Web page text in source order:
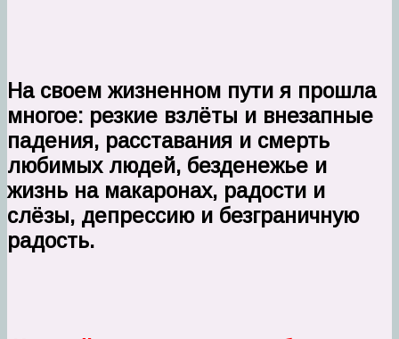
На своем жизненном пути я прошла
многое: резкие взлёты и внезапные
падения, расставания и смерть
любимых людей, безденежье и
жизнь на макаронах, радости и
слёзы, депрессию и безграничную
радость.